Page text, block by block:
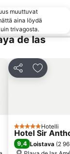
El Duque
Jardín
Galletas
Teide
muuttuvat
aina löydä
trivagosta.
de las
Jaa Lisää
5 Tähtiluokitus
Hotelli
Hotel Sir
9,4 Loistava (2